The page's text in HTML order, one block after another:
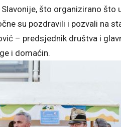
što organizirano što
su pozdravili i pozvali na
– predsjednik društva i
i domaćin.